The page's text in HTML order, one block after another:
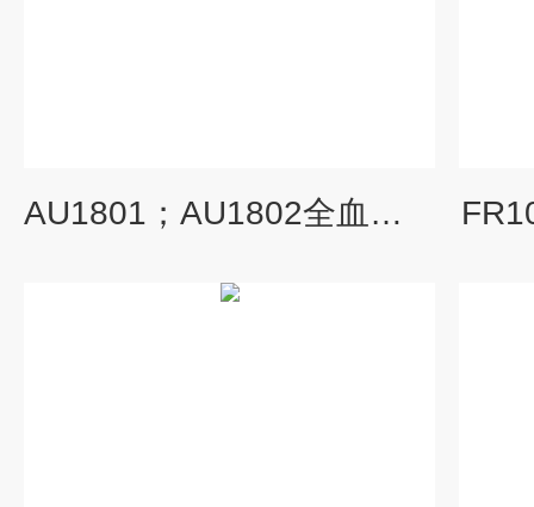
AU1801；AU1802全血基因组DNA.提取试剂盒（磁珠法）